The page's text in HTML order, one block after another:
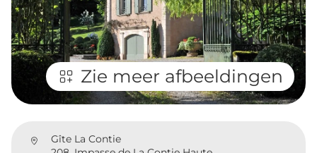
Zie meer afbeeldingen
Gîte La Contie